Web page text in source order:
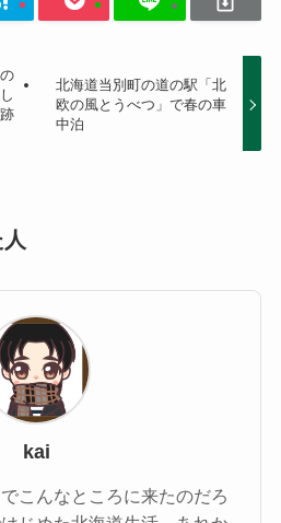
北海道当別町の道の駅「北
欧の風とうべつ」で春の車
中泊
kai
こんなところに来たのだろ